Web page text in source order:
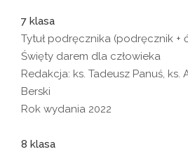
7 klasa
Tytuł podręcznika (podręcznik +
Święty darem dla człowieka
Redakcja: ks. Tadeusz Panuś, ks.
Berski
Rok wydania 2022
8 klasa